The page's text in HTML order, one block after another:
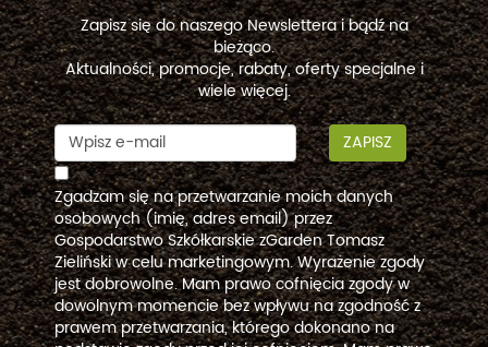
Zapisz się do naszego Newslettera i bądź na
bieżąco.
Aktualności, promocje, rabaty, oferty specjalne i
wiele więcej.
ZAPISZ
Zgadzam się na przetwarzanie moich danych
osobowych (imię, adres email) przez
Gospodarstwo Szkółkarskie zGarden Tomasz
Zieliński w celu marketingowym. Wyrażenie zgody
jest dobrowolne. Mam prawo cofnięcia zgody w
dowolnym momencie bez wpływu na zgodność z
prawem przetwarzania, którego dokonano na